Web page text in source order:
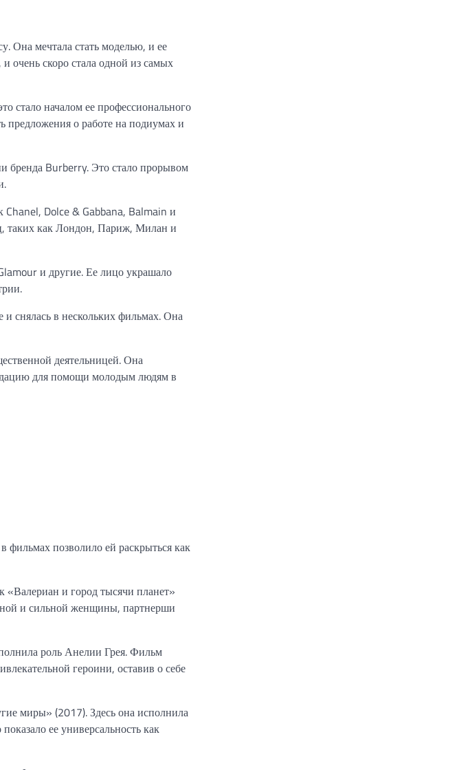
Она мечтала стать моделью, и ее
очень скоро стала одной из самых
стало началом ее профессионального
предложения о работе на подиумах и
бренда Burberry. Это стало прорывом
Chanel, Dolce & Gabbana, Balmain и
таких как Лондон, Париж, Милан и
и другие. Ее лицо украшало
снялась в нескольких фильмах. Она
деятельницей. Она
для помощи молодым людям в
позволило ей раскрыться как
и город тысячи планет»
и сильной женщины, партнерши
роль Анелии Грея. Фильм
героини, оставив о себе
миры» (2017). Здесь она исполнила
ее универсальность как